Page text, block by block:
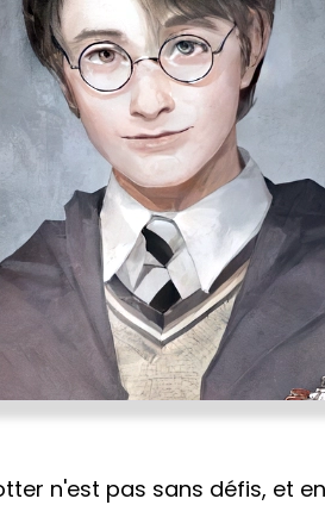
n'est pas sans défis, et